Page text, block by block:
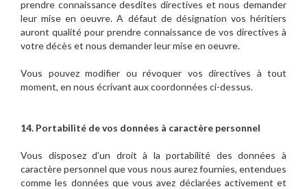
prendre connaissance desdites directives et nous demander
leur mise en oeuvre. A défaut de désignation vos héritiers
auront qualité pour prendre connaissance de vos directives à
votre décès et nous demander leur mise en oeuvre.
Vous pouvez modifier ou révoquer vos directives à tout
moment, en nous écrivant aux coordonnées ci-dessus.
14. Portabilité de vos données à caractère personnel
Vous disposez d’un droit à la portabilité des données à
caractère personnel que vous nous aurez fournies, entendues
comme les données que vous avez déclarées activement et